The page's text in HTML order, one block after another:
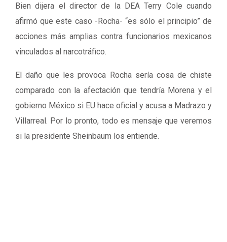
Bien dijera el director de la DEA Terry Cole cuando
afirmó que este caso -Rocha- “es sólo el principio” de
acciones más amplias contra funcionarios mexicanos
vinculados al narcotráfico.
El daño que les provoca Rocha sería cosa de chiste
comparado con la afectación que tendría Morena y el
gobierno México si EU hace oficial y acusa a Madrazo y
Villarreal. Por lo pronto, todo es mensaje que veremos
si la presidente Sheinbaum los entiende.